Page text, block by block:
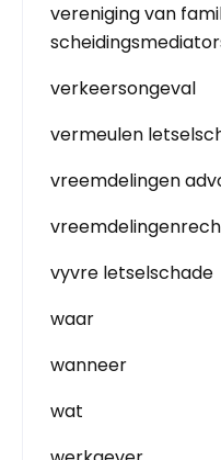
vereniging van
verkeersongeval
vermeulen
vreemdelingen
vyvre letselschade
waar
wanneer
wat